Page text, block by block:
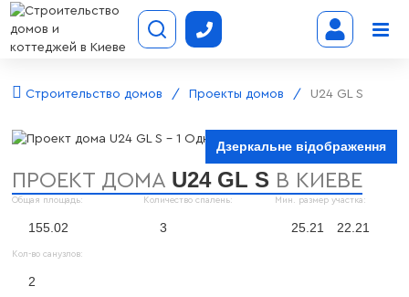
Строительство домов Проекты домов U24 GL S
Дзеркальне відображення
ПРОЕКТ ДОМА U24 GL S В КИЕВЕ
Общая площадь:
155.02
Количество спалень:
3
Мин. размер участка:
25.21 22.21
Кол-во санузлов:
2